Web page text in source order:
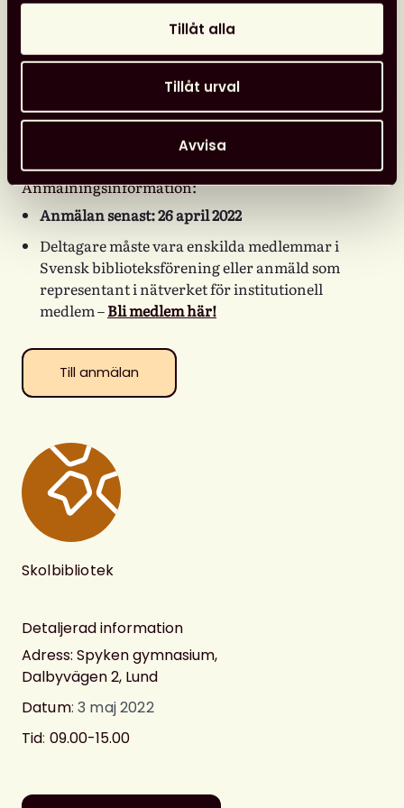
Tillåt alla
Tillåt urval
Avvisa
eller idéer som du vill ha hjälp med, och stötta
görs på plats.
14.40 Fika och avslutning
Anmälningsinformation:
Anmälan senast: 26 april 2022
Deltagare måste vara enskilda medlemmar i
Svensk biblioteksförening eller anmäld som
representant i nätverket för institutionell
medlem –Bli medlem här!
Till anmälan
Skolbibliotek
Detaljerad information
Adress: Spyken gymnasium,
Dalbyvägen 2, Lund
Datum: 3 maj 2022
Tid: 09.00-15.00